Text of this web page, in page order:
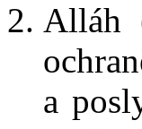
Alláh
a